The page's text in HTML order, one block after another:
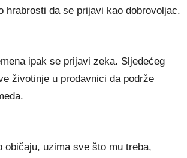
hrabrosti da se prijavi kao dobrovoljac.
ipak se prijavi zeka. Sljedećeg
životinje u prodavnici da podrže
običaju, uzima sve što mu treba,